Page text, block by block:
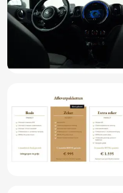
Vermoeidheids herkenning